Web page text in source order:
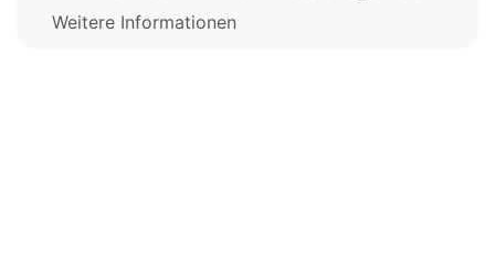
Weitere Informationen